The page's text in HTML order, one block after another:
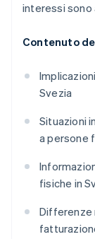
interessi sono
Contenuto
Svezia
Situazioni
a persone
fisiche in
Differenze